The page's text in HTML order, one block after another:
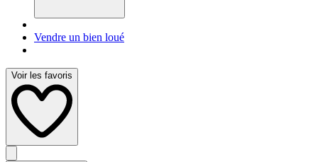
Vendre un bien loué
Voir les favoris